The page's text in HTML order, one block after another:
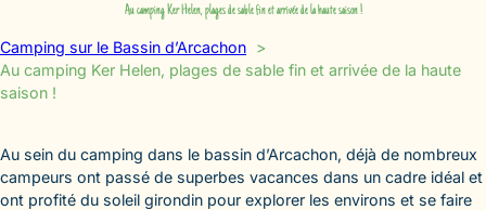
Au camping Ker Helen, plages de sable fin et arrivée de la haute saison !
Camping sur le Bassin d’Arcachon
Au camping Ker Helen, plages de sable fin et arrivée de la haute
saison !
Au sein du camping dans le bassin d’Arcachon, déjà de nombreux
campeurs ont passé de superbes vacances dans un cadre idéal et
ont profité du soleil girondin pour explorer les environs et se faire